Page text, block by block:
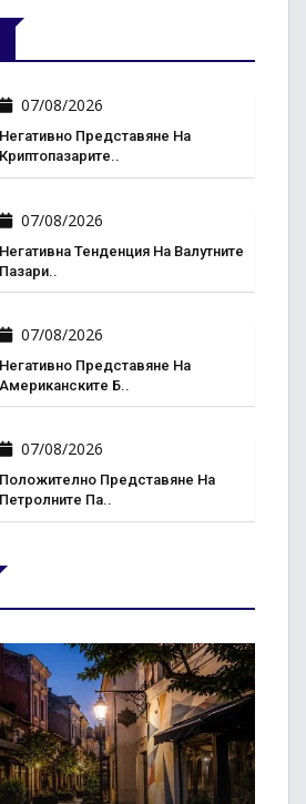
07/08/2026
Негативно Представяне На
Криптопазарите..
07/08/2026
Негативна Тенденция На Валутните
Пазари..
07/08/2026
Негативно Представяне На
Американските Б..
07/08/2026
Положително Представяне На
Петролните Па..